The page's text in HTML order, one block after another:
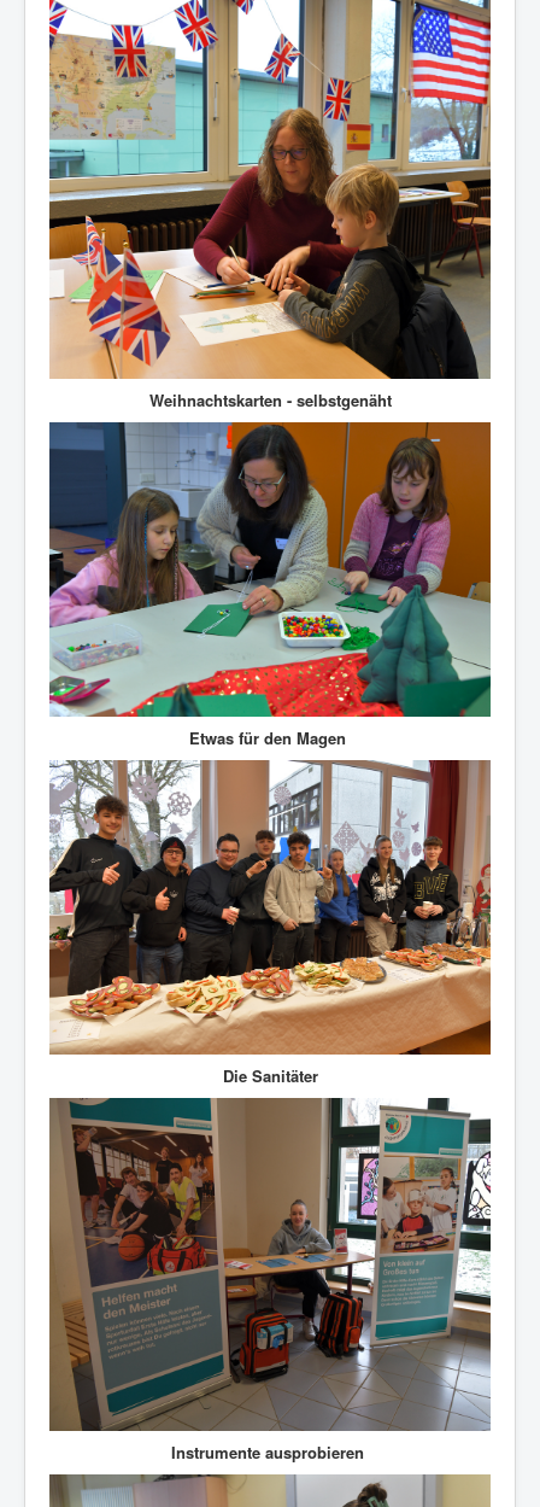
Weihnachtskarten - selbstgenäht
Etwas für den Magen
Die Sanitäter
Instrumente ausprobieren